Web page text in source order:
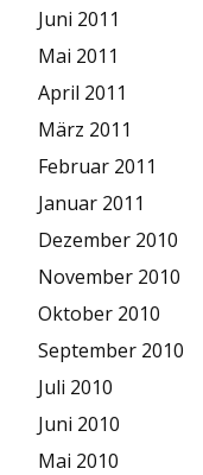
Juni 2011
Mai 2011
April 2011
März 2011
Februar 2011
Januar 2011
Dezember 2010
November 2010
Oktober 2010
September 2010
Juli 2010
Juni 2010
Mai 2010